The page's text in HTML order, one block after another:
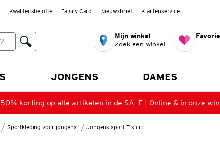
Kwaliteitsbelofte Family Card Nieuwsbrief Klantenservice
Mijn winkel
Zoek een winkel
JONGENS DAMES
50% korting op alle artikelen in de SALE | Online & in onze
Sportkleding voor jongens Jongens sport T-shirt